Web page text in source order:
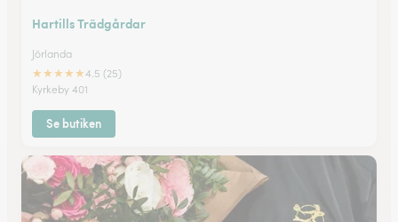
Hartills Trädgårdar
Jörlanda
★★★★★4.5 (25)
Kyrkeby 401
Se butiken